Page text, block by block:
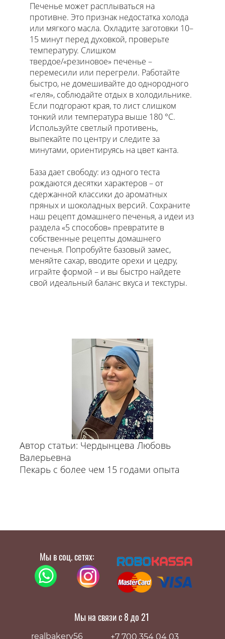
Печенье может расплываться на
противне. Это признак недостатка холода
или мягкого масла. Охладите заготовки 10–
15 минут перед духовкой, проверьте
температуру. Слишком
твердое/«резиновое» печенье –
перемесили или перегрели. Работайте
быстро, не домешивайте до однородного
«геля», соблюдайте отдых в холодильнике.
Если подгорают края, то лист слишком
тонкий или температура выше 180 °C.
Используйте светлый противень,
выпекайте по центру и следите за
минутами, ориентируясь на цвет канта.
База дает свободу: из одного теста
рождаются десятки характеров – от
сдержанной классики до ароматных
пряных и шоколадных версий. Сохраните
наш рецепт домашнего печенья, а идеи из
раздела «5 способов» превратите в
собственные рецепты домашнего
печенья. Попробуйте базовый замес,
меняйте сахар, вводите орехи и цедру,
играйте формой – и вы быстро найдете
свой идеальный баланс вкуса и текстуры.
Автор статьи: Чердынцева Любовь
Валерьевна
Пекарь с более чем 15 годами опыта
Мы в соц. сетях:
Мы на связи с 8 до 21
realbakery56 +7 700 354 04 03